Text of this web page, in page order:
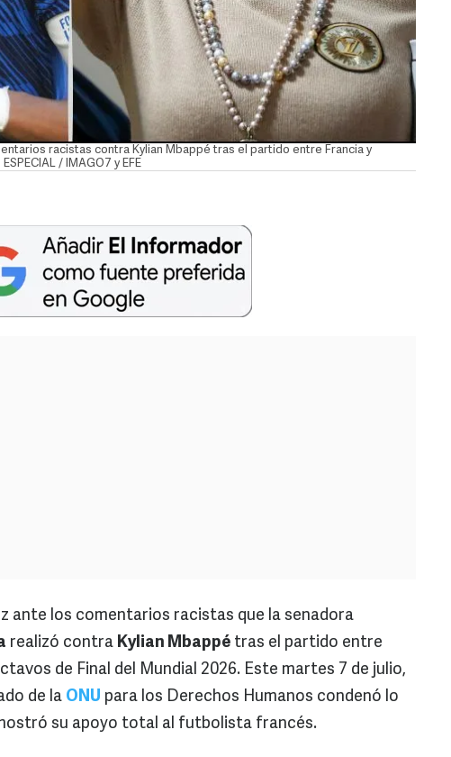
racistas contra Kylian Mbappé tras el partido entre Francia y
/ IMAGO7 y EFE
ante los comentarios racistas que la senadora
realizó contra Kylian Mbappé tras el partido entre
de Final del Mundial 2026. Este martes 7 de julio,
de la ONU para los Derechos Humanos condenó lo
su apoyo total al futbolista francés.